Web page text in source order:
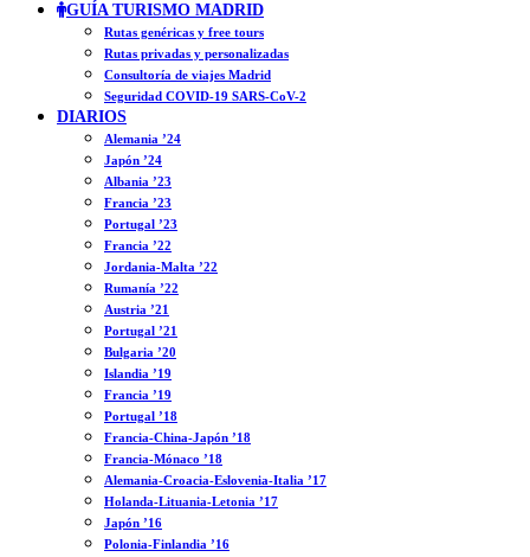
GUÍA TURISMO MADRID
Rutas genéricas y free tours
Rutas privadas y personalizadas
Consultoría de viajes Madrid
Seguridad COVID-19 SARS-CoV-2
DIARIOS
Alemania ’24
Japón ’24
Albania ’23
Francia ’23
Portugal ’23
Francia ’22
Jordania-Malta ’22
Rumanía ’22
Austria ’21
Portugal ’21
Bulgaria ’20
Islandia ’19
Francia ’19
Portugal ’18
Francia-China-Japón ’18
Francia-Mónaco ’18
Alemania-Croacia-Eslovenia-Italia ’17
Holanda-Lituania-Letonia ’17
Japón ’16
Polonia-Finlandia ’16